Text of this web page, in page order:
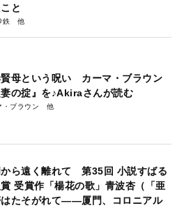
と
鉄
賢母という呪い カーマ・ブラウン
妻の掟』を♪Akiraさんが読む
・ブラウン
から遠く離れて 第35回 小説すばる
受賞作「楊花の歌」青波杏（「亜
たそがれて――厦門、コロニアル